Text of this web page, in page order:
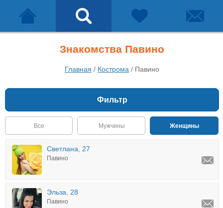
Знакомства Павино
Главная / Кострома / Павино
Фильтр
Все Мужчины Женщины
Светлана, 27
Павино
Эльза, 28
Павино